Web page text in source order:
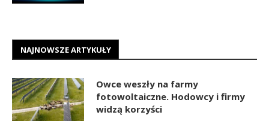
NAJNOWSZE ARTYKUŁY
Owce weszły na farmy
fotowoltaiczne. Hodowcy i firmy
widzą korzyści